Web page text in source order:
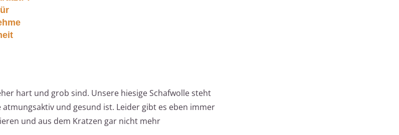
hart und grob sind. Unsere hiesige Schafwolle steht
und gesund ist. Leider gibt es eben immer
und aus dem Kratzen gar nicht mehr